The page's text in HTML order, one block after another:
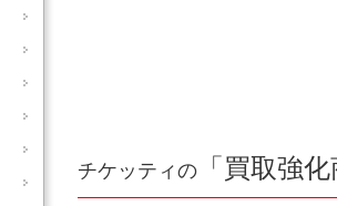
チケッティの 「買取強化